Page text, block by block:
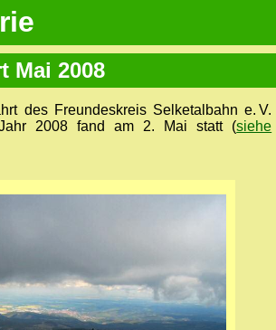
Mai 2008
des Freundeskreis Selketalbahn e. V.
2008 fand am 2. Mai statt (siehe